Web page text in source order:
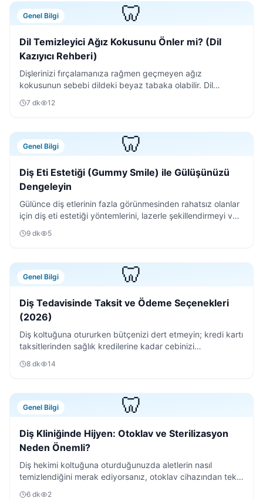
🦷
Genel Bilgi
Dil Temizleyici Ağız Kokusunu Önler mi? (Dil
Kazıyıcı Rehberi)
Dişlerinizi fırçalamanıza rağmen geçmeyen ağız
kokusunun sebebi dildeki beyaz tabaka olabilir. Dil
7 dk 12
🦷
Genel Bilgi
Diş Eti Estetiği (Gummy Smile) ile Gülüşünüzü
Dengeleyin
Gülünce diş etlerinin fazla görünmesinden rahatsız olanlar
için diş eti estetiği yöntemlerini, lazerle şekillendirmeyi ve
9 dk 5
🦷
Genel Bilgi
Diş Tedavisinde Taksit ve Ödeme Seçenekleri
(2026)
Diş koltuğuna otururken bütçenizi dert etmeyin; kredi kartı
taksitlerinden sağlık kredilerine kadar cebinizi
8 dk 14
🦷
Genel Bilgi
Diş Kliniğinde Hijyen: Otoklav ve Sterilizasyon
Neden Önemli?
Diş hekimi koltuğuna oturduğunuzda aletlerin nasıl
temizlendiğini merak ediyorsanız, otoklav cihazından tek
6 dk 2